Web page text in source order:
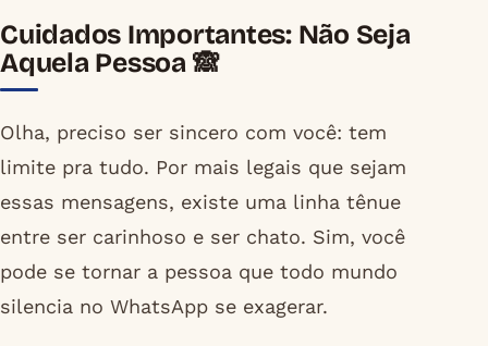
Cuidados Importantes: Não Seja
Aquela Pessoa 🙈
Olha, preciso ser sincero com você: tem
limite pra tudo. Por mais legais que sejam
essas mensagens, existe uma linha tênue
entre ser carinhoso e ser chato. Sim, você
pode se tornar a pessoa que todo mundo
silencia no WhatsApp se exagerar.